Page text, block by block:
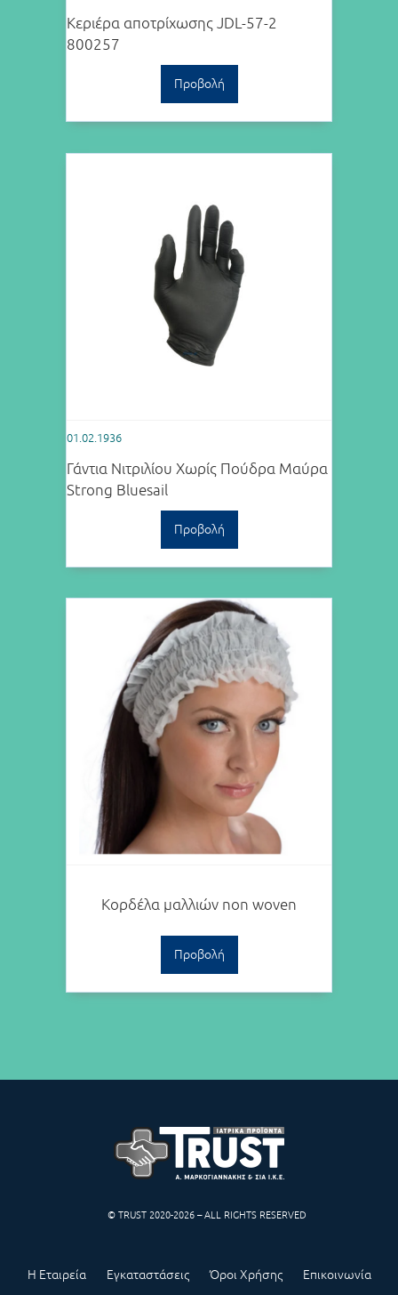
Κεριέρα αποτρίχωσης JDL-57-2
800257
Προβολή
01.02.1936
Γάντια Νιτριλίου Χωρίς Πούδρα Μαύρα
Strong Bluesail
Προβολή
Κορδέλα μαλλιών non woven
Προβολή
© TRUST 2020-2026 – ALL RIGHTS RESERVED
Η Εταιρεία Εγκαταστάσεις Όροι Χρήσης Επικοινωνία